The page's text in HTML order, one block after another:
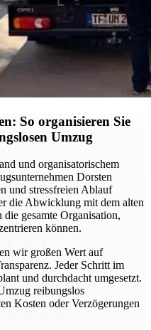
So organisieren Sie
Umzug
und organisatorischem
Dorsten
und stressfreien Ablauf
die Abwicklung mit dem alten
gesamte Organisation,
können.
wir großen Wert auf
Jeder Schritt im
und durchdacht umgesetzt.
reibungslos
Kosten oder Verzögerungen